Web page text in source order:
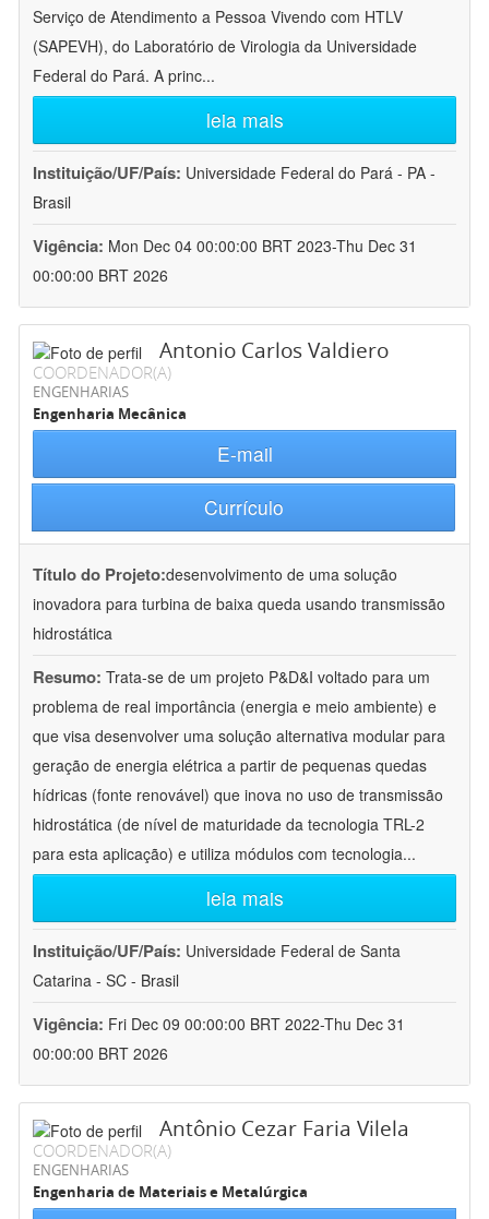
Serviço de Atendimento a Pessoa Vivendo com HTLV
(SAPEVH), do Laboratório de Virologia da Universidade
Federal do Pará. A princ...
leia mais
Instituição/UF/País: Universidade Federal do Pará - PA -
Brasil
Vigência: Mon Dec 04 00:00:00 BRT 2023-Thu Dec 31
00:00:00 BRT 2026
Antonio Carlos Valdiero
COORDENADOR(A)
ENGENHARIAS
Engenharia Mecânica
E-mail
Currículo
Título do Projeto:desenvolvimento de uma solução
inovadora para turbina de baixa queda usando transmissão
hidrostática
Resumo: Trata-se de um projeto P&D&I voltado para um
problema de real importância (energia e meio ambiente) e
que visa desenvolver uma solução alternativa modular para
geração de energia elétrica a partir de pequenas quedas
hídricas (fonte renovável) que inova no uso de transmissão
hidrostática (de nível de maturidade da tecnologia TRL-2
para esta aplicação) e utiliza módulos com tecnologia...
leia mais
Instituição/UF/País: Universidade Federal de Santa
Catarina - SC - Brasil
Vigência: Fri Dec 09 00:00:00 BRT 2022-Thu Dec 31
00:00:00 BRT 2026
Antônio Cezar Faria Vilela
COORDENADOR(A)
ENGENHARIAS
Engenharia de Materiais e Metalúrgica